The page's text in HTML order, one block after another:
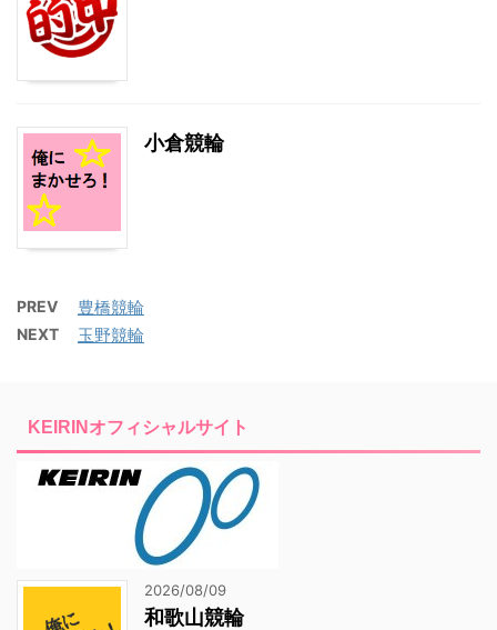
小倉競輪
PREV 豊橋競輪
NEXT 玉野競輪
KEIRINオフィシャルサイト
2026/08/09
和歌山競輪